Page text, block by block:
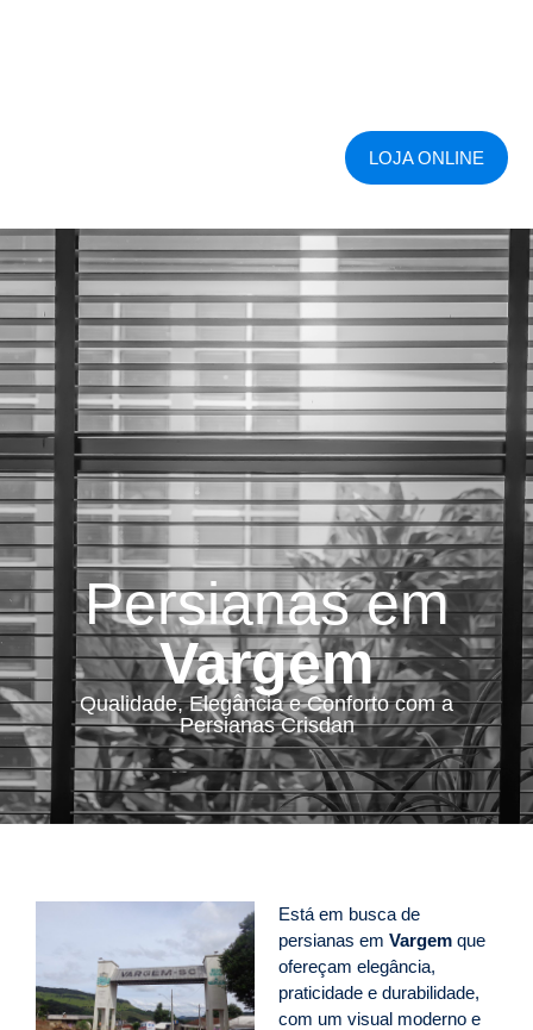
LOJA ONLINE
Persianas em
Vargem
Qualidade, Elegância e Conforto com a
Persianas Crisdan
Está em busca de
persianas em Vargem que
ofereçam elegância,
praticidade e durabilidade,
com um visual moderno e